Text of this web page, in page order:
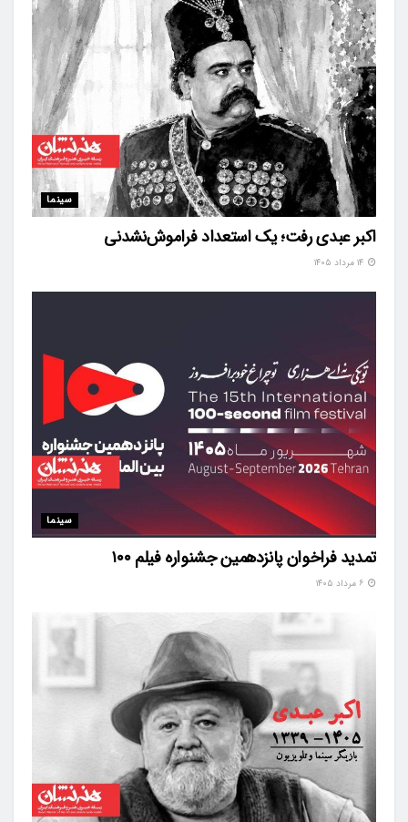
سینما
اکبر عبدی رفت؛ یک استعداد فراموش‌نشدنی
سینما
تمدید فراخوان پانزدهمین جشنواره فیلم ۱۰۰